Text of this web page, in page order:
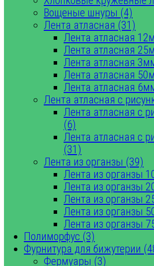
Вощеные шнуры (4)
Лента атласная (31)
Лента атласная
Лента атласная
Лента атласная
Лента атласная
Лента атласная
Лента атласная с
Лента атласная с
(6)
Лента атласная с
(31)
Лента из органзы (39)
Лента из органзы
Лента из органзы
Лента из органзы
Лента из органзы
Лента из органзы
Полиморфус (3)
Фурнитура для бижутерии
Фермуары (3)